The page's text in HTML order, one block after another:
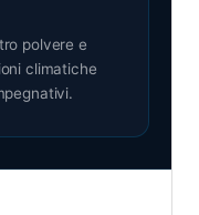
polvere e
climatiche